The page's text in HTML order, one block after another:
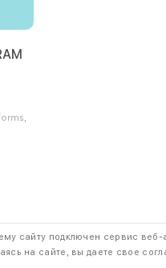
ссылка на наш сайт
сайту подключен сервис
на сайте, вы даете свое